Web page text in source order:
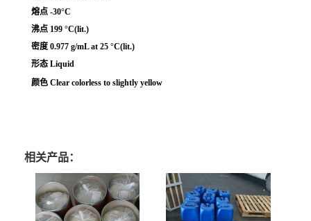
熔点 -30°C
沸点 199 °C(lit.)
密度 0.977 g/mL at 25 °C(lit.)
形态 Liquid
颜色 Clear colorless to slightly yellow
相关产品：